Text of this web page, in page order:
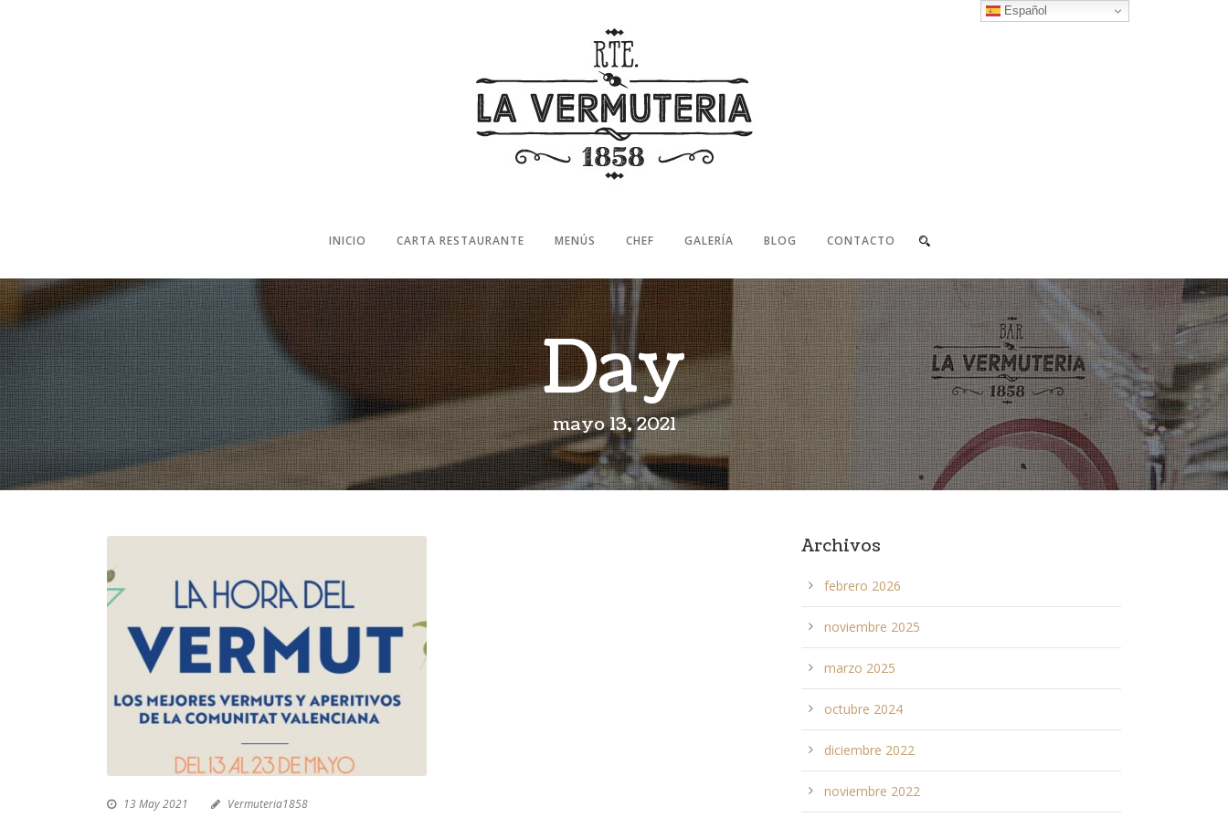
INICIO CARTA RESTAURANTE MENÚS CHEF GALERÍA BLOG CONTACTO
Day
mayo 13, 2021
13 May 2021 Vermuteria1858
Archivos
febrero 2026
noviembre 2025
marzo 2025
octubre 2024
diciembre 2022
noviembre 2022
Español